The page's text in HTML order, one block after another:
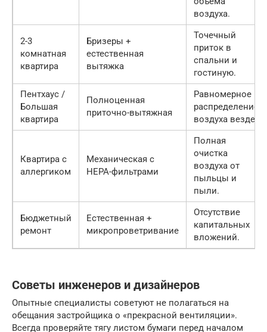
воздуха.
2-3
комнатная
квартира
Бризеры +
естественная
вытяжка
Точечный
приток в
спальни и
гостиную.
Пентхаус /
Большая
квартира
Полноценная
приточно-вытяжная
Равномерное
распределение
воздуха везде.
Квартира с
аллергиком
Механическая с
HEPA-фильтрами
Полная
очистка
воздуха от
пыльцы и
пыли.
Бюджетный
ремонт
Естественная +
микропроветривание
Отсутствие
капитальных
вложений.
Советы инженеров и дизайнеров
Опытные специалисты советуют не полагаться на
обещания застройщика о «прекрасной вентиляции».
Всегда проверяйте тягу листом бумаги перед началом